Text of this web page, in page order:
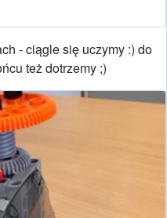
- ciągle się uczymy :) do
też dotrzemy ;)